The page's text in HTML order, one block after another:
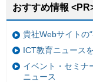
おすすめ情報
貴社Webサイトの
ICT教育ニュース
イベント・セミナ
ニュース